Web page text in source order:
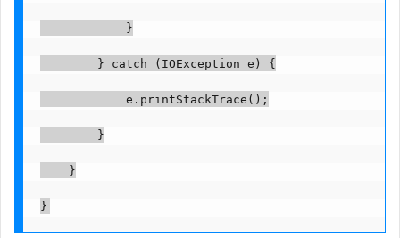
            }
        } catch (IOException e) {
            e.printStackTrace();
        }
    }
}